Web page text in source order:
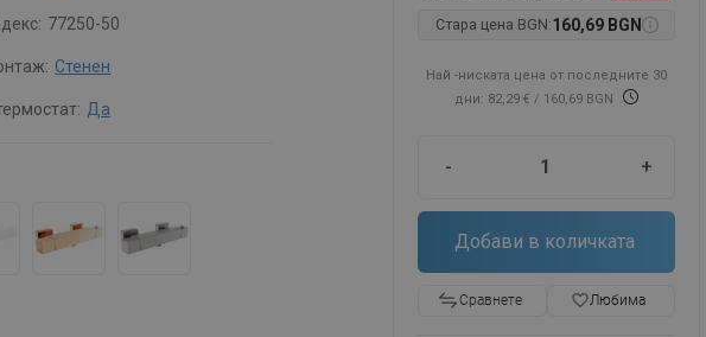
77250-50
Стенен
Да
Стара цена BGN:160,69 BGN
Най -ниската цена от последните 30
дни: 82,29 €/ 160,69 BGN
- +
Добави в количката
Сравнете favorite_borderЛюбима